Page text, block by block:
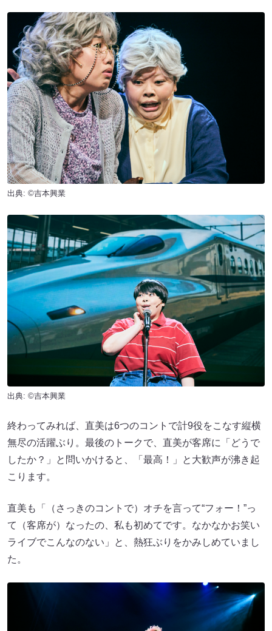
出典: ©吉本興業
出典: ©吉本興業
終わってみれば、直美は6つのコントで計9役をこなす縦横
無尽の活躍ぶり。最後のトークで、直美が客席に「どうで
したか？」と問いかけると、「最高！」と大歓声が沸き起
こります。
直美も「（さっきのコントで）オチを言って“フォー！”っ
て（客席が）なったの、私も初めてです。なかなかお笑い
ライブでこんなのない」と、熱狂ぶりをかみしめていまし
た。